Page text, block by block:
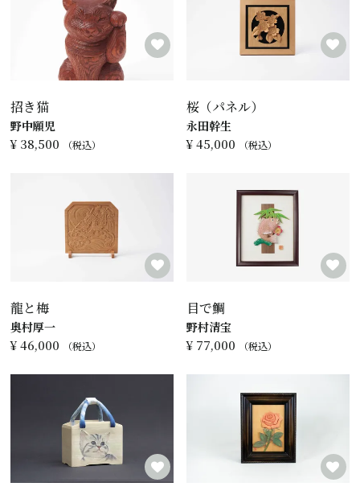
招き猫
¥ 38,500 税込
野中願児
桜（パネル）
¥45,000 税込
永田幹生
龍と梅
¥ 46,000 税込
奥村厚一
目で鯛
¥ 77,000 税込
野村清宝